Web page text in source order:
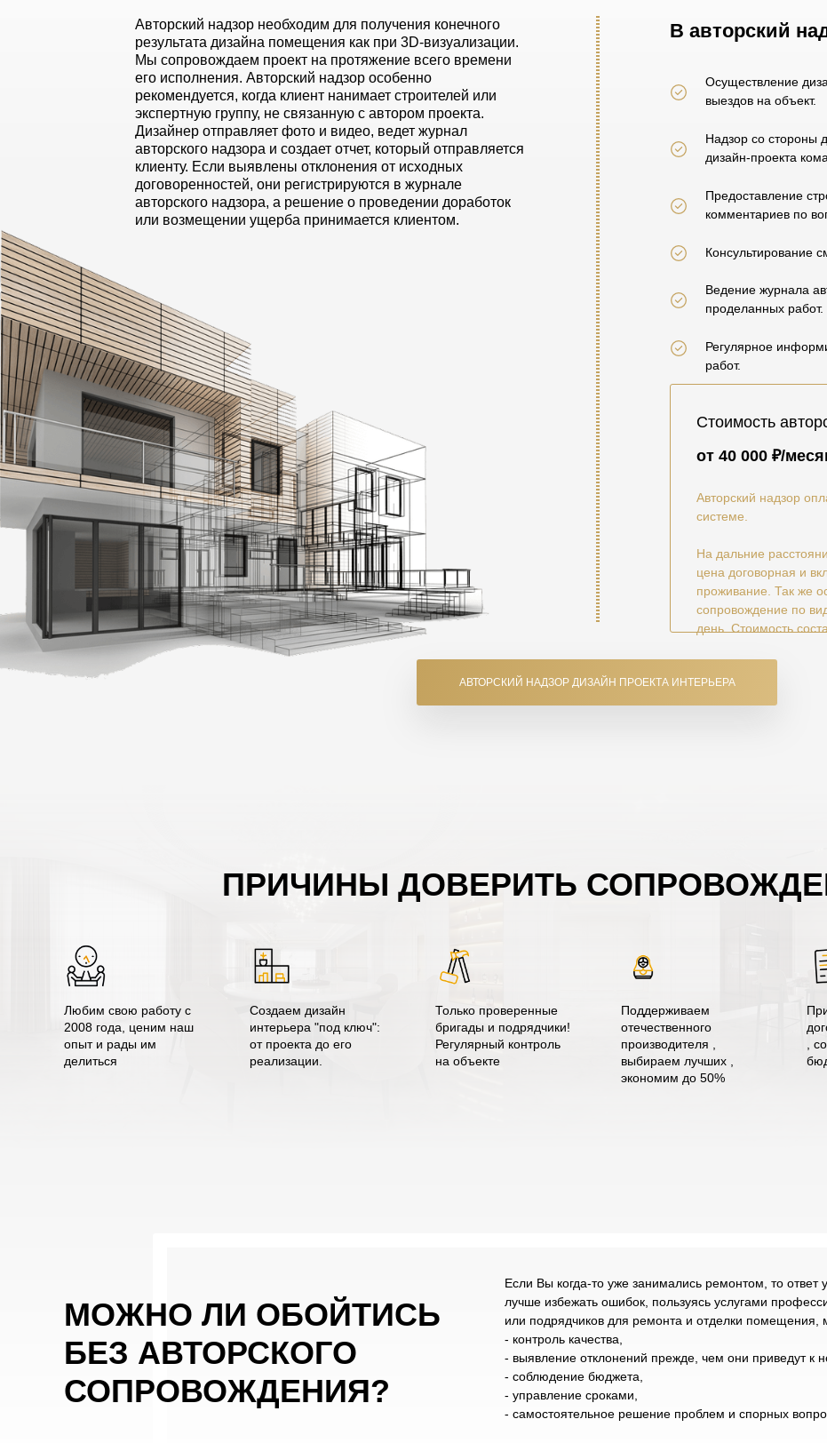
Авторский надзор необходим для получения конечного
результата дизайна помещения как при 3D-визуализации.
Мы сопровождаем проект на протяжение всего времени
его исполнения. Авторский надзор особенно
рекомендуется, когда клиент нанимает строителей или
экспертную группу, не связанную с автором проекта.
Дизайнер отправляет фото и видео, ведет журнал
авторского надзора и создает отчет, который отправляется
клиенту. Если выявлены отклонения от исходных
договоренностей, они регистрируются в журнале
авторского надзора, а решение о проведении доработок
или возмещении ущерба принимается клиентом.
В авторский
Осуществление
выездов на объект.
Надзор со стороны
дизайн-проекта
Предоставление
комментариев по
Консультирование
Ведение журнала
проделанных работ.
Регулярное
работ.
Стоимость
от 40 000 ₽/
Авторский надзор
системе.
На дальние
цена договорная и
проживание. Так же
сопровождение по
день. Стоимость
АВТОРСКИЙ НАДЗОР ДИЗАЙН ПРОЕКТА ИНТЕРЬЕРА
ПРИЧИНЫ ДОВЕРИТЬ
Любим свою работу с
2008 года, ценим наш
опыт и рады им
делиться
Создаем дизайн
интерьера "под ключ":
от проекта до его
реализации.
Только проверенные
бригады и подрядчики!
Регулярный контроль
на объекте
Поддерживаем
отечественного
производителя ,
выбираем лучших ,
экономим до 50%
,
МОЖНО ЛИ ОБОЙТИСЬ
БЕЗ АВТОРСКОГО
СОПРОВОЖДЕНИЯ?
Если Вы когда-то уже занимались ремонтом, то
лучше избежать ошибок, пользуясь услугами
или подрядчиков для ремонта и отделки помещения,
- контроль качества,
- выявление отклонений прежде, чем они приведут к
- соблюдение бюджета,
- управление сроками,
- самостоятельное решение проблем и спорных